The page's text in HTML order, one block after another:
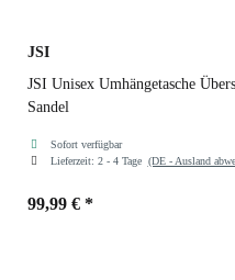
JSI
JSI Unisex Umhängetasche
Sandel
Sofort verfügbar
Lieferzeit: 2 - 4 Tage (DE - Ausland
99,99 € *